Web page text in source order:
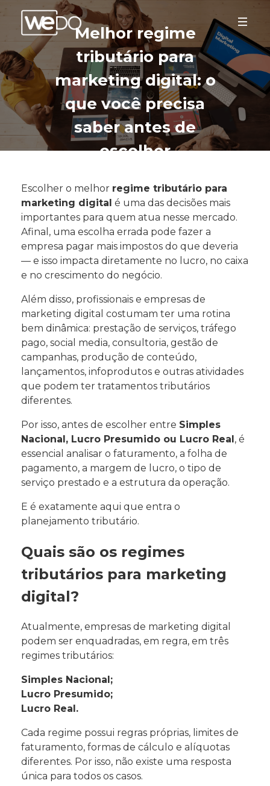
Melhor regime
tributário para
marketing digital: o
que você precisa
saber antes de
escolher
Escolher o melhor regime tributário para
marketing digital é uma das decisões mais
importantes para quem atua nesse mercado.
Afinal, uma escolha errada pode fazer a
empresa pagar mais impostos do que deveria
— e isso impacta diretamente no lucro, no caixa
e no crescimento do negócio.
Além disso, profissionais e empresas de
marketing digital costumam ter uma rotina
bem dinâmica: prestação de serviços, tráfego
pago, social media, consultoria, gestão de
campanhas, produção de conteúdo,
lançamentos, infoprodutos e outras atividades
que podem ter tratamentos tributários
diferentes.
Por isso, antes de escolher entre Simples
Nacional, Lucro Presumido ou Lucro Real, é
essencial analisar o faturamento, a folha de
pagamento, a margem de lucro, o tipo de
serviço prestado e a estrutura da operação.
E é exatamente aqui que entra o
planejamento tributário.
Quais são os regimes
tributários para marketing
digital?
Atualmente, empresas de marketing digital
podem ser enquadradas, em regra, em três
regimes tributários:
Simples Nacional;
Lucro Presumido;
Lucro Real.
Cada regime possui regras próprias, limites de
faturamento, formas de cálculo e alíquotas
diferentes. Por isso, não existe uma resposta
única para todos os casos.